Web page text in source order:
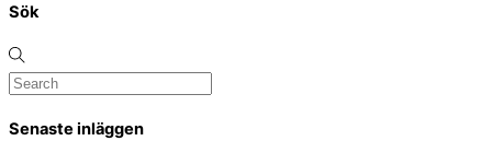
Sök
Senaste inläggen